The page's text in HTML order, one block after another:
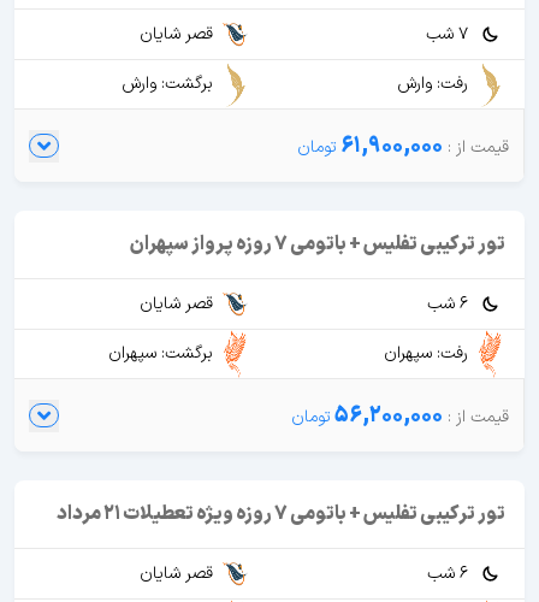
7 شب
قصر شایان
رفت: وارش
برگشت: وارش
61,900,000
تور ترکیبی تفلیس + باتومی 7 روزه پرواز سپهران
6 شب
قصر شایان
رفت: سپهران
برگشت: سپهران
56,200,000
تور ترکیبی تفلیس + باتومی 7 روزه ویژه تعطیلات 21 مرداد
6 شب
قصر شایان